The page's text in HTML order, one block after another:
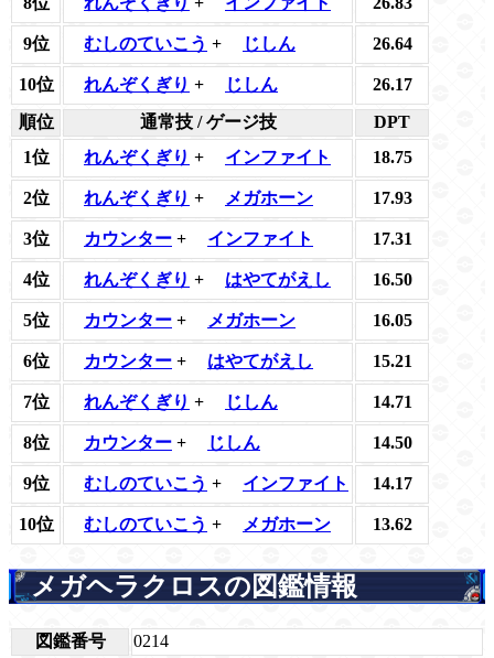
9位 むしのていこう + じしん 26.64
10位 れんぞくぎり + じしん
26.17
順位
通常技 / ゲージ技
DPT
1位
れんぞくぎり + インファイト 18.75
2位 れんぞくぎり + メガホーン 17.93
3位 カウンター + インファイト 17.31
4位 れんぞくぎり + はやてがえし 16.50
5位 カウンター + メガホーン 16.05
6位 カウンター + はやてがえし 15.21
7位 れんぞくぎり + じしん 14.71
8位 カウンター + じしん 14.50
9位 むしのていこう + インファイト 14.17
10位 むしのていこう + メガホーン 13.62
メガヘラクロスの図鑑情報
図鑑番号 0214